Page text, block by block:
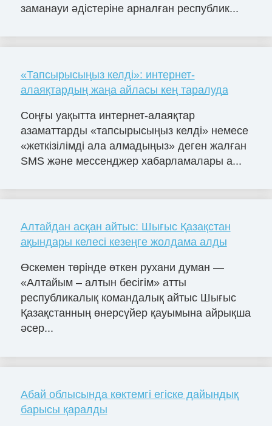
заманауи әдістеріне арналған республик...
«Тапсырысыңыз келді»: интернет-
алаяқтардың жаңа айласы кең таралуда
Соңғы уақытта интернет-алаяқтар
азаматтарды «тапсырысыңыз келді» немесе
«жеткізілімді ала алмадыңыз» деген жалған
SMS және мессенджер хабарламалары а...
Алтайдан асқан айтыс: Шығыс Қазақстан
ақындары келесі кезеңге жолдама алды
Өскемен төрінде өткен рухани думан —
«Алтайым – алтын бесігім» атты
республикалық командалық айтыс Шығыс
Қазақстанның өнерсүйер қауымына айрықша
әсер...
Абай облысында көктемгі егіске дайындық
барысы қаралды